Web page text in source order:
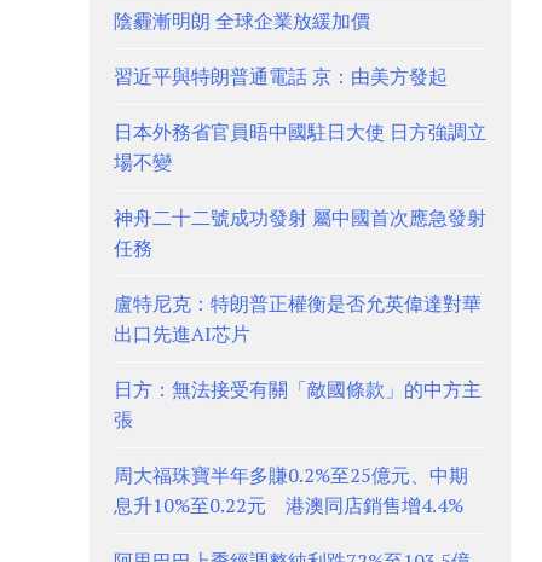
陰霾漸明朗 全球企業放緩加價
習近平與特朗普通電話 京：由美方發起
日本外務省官員晤中國駐日大使 日方強調立
場不變
神舟二十二號成功發射 屬中國首次應急發射
任務
盧特尼克：特朗普正權衡是否允英偉達對華
出口先進AI芯片
日方：無法接受有關「敵國條款」的中方主
張
周大福珠寶半年多賺0.2%至25億元、中期
息升10%至0.22元 港澳同店銷售增4.4%